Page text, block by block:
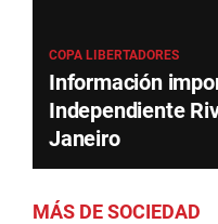
COPA LIBERTADORES
Información
Independiente
Janeiro
MÁS DE SOCIEDAD